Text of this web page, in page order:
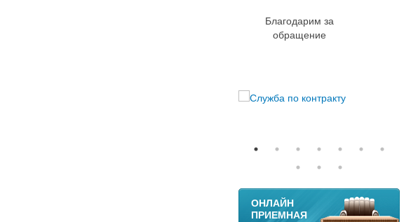
Благодарим за
обращение
11
ОНЛАЙН
ПРИЕМНАЯ